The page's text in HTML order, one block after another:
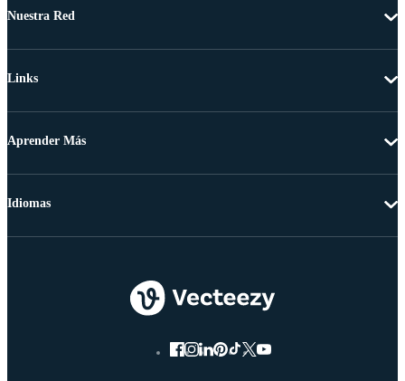
Nuestra Red
Links
Aprender Más
Idiomas